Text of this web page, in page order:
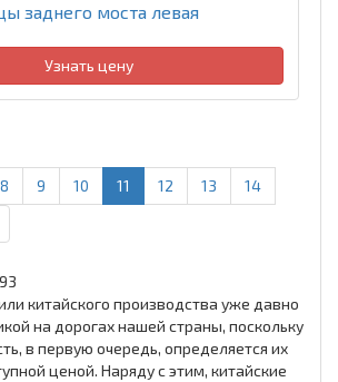
заднего моста левая
Узнать цену
8 9 10 11 12 13
14
китайского производства уже давно
на дорогах нашей страны, поскольку
в первую очередь, определяется их
ценой. Наряду с этим, китайские